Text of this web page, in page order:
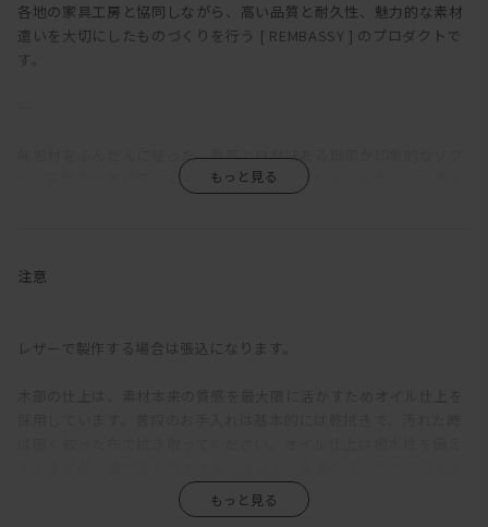
各地の家具工房と協同しながら、高い品質と耐久性、魅力的な素材
遣いを大切にしたものづくりを行う [ REMBASSY ] のプロダクトで
す。
無垢材をふんだんに使った、量感と自然味ある脚部が印象的なソフ
ァ。天然木の素材感によるナチュラルな感じがありながら、スクエ
KOMORIの座面奥行は720mmととても深い。そのため、サポートク
ているような感覚で、様々な体勢でくつろぐことができる。そして
と腰を支えてくれる感覚がある。硬めでありつつ程よい柔かさもあ
るので、サポートクッション無しでも問題ない。座クッションも同
注意
レザーで製作する場合は張込になります。
を直置きして放置すると、輪染みになってしまう場合があります。
そのため食卓では、コースターやプレイスマットのご使用をおすす